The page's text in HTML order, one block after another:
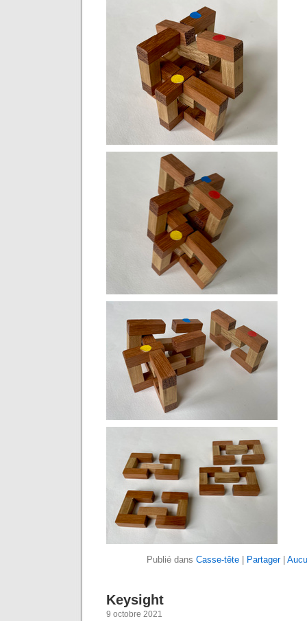
Publié dans Casse-tête Partager|
Keysight
9 octobre 2021